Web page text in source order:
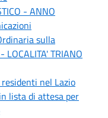
- ANNO
sulla
TRIANO
nel Lazio
lista di attesa per